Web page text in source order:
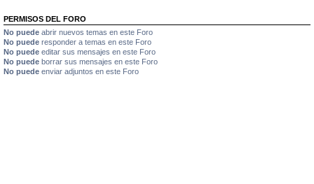
PERMISOS DEL FORO
No puede abrir nuevos temas en este Foro
No puede responder a temas en este Foro
No puede editar sus mensajes en este Foro
No puede borrar sus mensajes en este Foro
No puede enviar adjuntos en este Foro